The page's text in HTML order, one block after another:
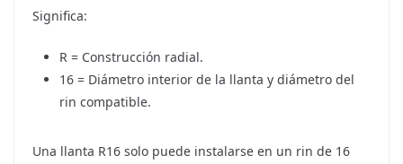
Significa:
R = Construcción radial.
16 = Diámetro interior de la llanta y diámetro del
rin compatible.
Una llanta R16 solo puede instalarse en un rin de 16